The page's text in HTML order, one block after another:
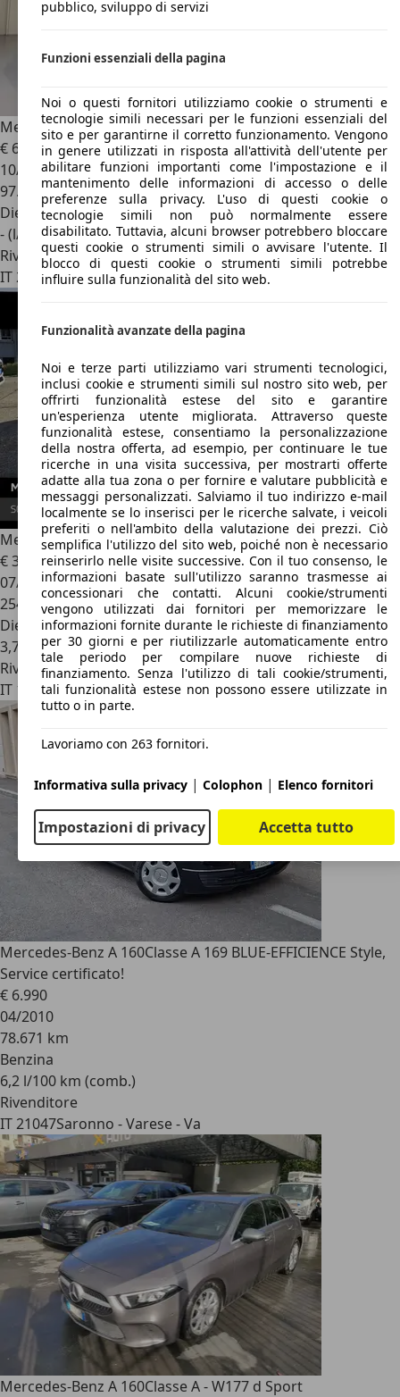
Mercedes-Benz A 160CDI Avantgarde Automatica
€ 6.000
10/2011
97.000 km
Diesel
- (l/100 km)
Rivenditore
IT 25018Montichiari - Brescia - Bs
Mercedes-Benz A 160160 d Avantgarde
€ 3.100
07/2012
254.257 km
Diesel
3,7 l/100 km (comb.)
Rivenditore
IT 10147Torino
Mercedes-Benz A 160Classe A 169 BLUE-EFFICIENCE Style,
Service certificato!
€ 6.990
04/2010
78.671 km
Benzina
6,2 l/100 km (comb.)
Rivenditore
IT 21047Saronno - Varese - Va
Mercedes-Benz A 160Classe A - W177 d Sport
pubblico, sviluppo di servizi
Funzioni essenziali della pagina
Noi o questi fornitori utilizziamo cookie o strumenti e
tecnologie simili necessari per le funzioni essenziali del
sito e per garantirne il corretto funzionamento. Vengono
in genere utilizzati in risposta all'attività dell'utente per
abilitare funzioni importanti come l'impostazione e il
mantenimento delle informazioni di accesso o delle
preferenze sulla privacy. L'uso di questi cookie o
tecnologie simili non può normalmente essere
disabilitato. Tuttavia, alcuni browser potrebbero bloccare
questi cookie o strumenti simili o avvisare l'utente. Il
blocco di questi cookie o strumenti simili potrebbe
influire sulla funzionalità del sito web.
Funzionalità avanzate della pagina
Noi e terze parti utilizziamo vari strumenti tecnologici,
inclusi cookie e strumenti simili sul nostro sito web, per
offrirti funzionalità estese del sito e garantire
un'esperienza utente migliorata. Attraverso queste
funzionalità estese, consentiamo la personalizzazione
della nostra offerta, ad esempio, per continuare le tue
ricerche in una visita successiva, per mostrarti offerte
adatte alla tua zona o per fornire e valutare pubblicità e
messaggi personalizzati. Salviamo il tuo indirizzo e-mail
localmente se lo inserisci per le ricerche salvate, i veicoli
preferiti o nell'ambito della valutazione dei prezzi. Ciò
semplifica l'utilizzo del sito web, poiché non è necessario
reinserirlo nelle visite successive. Con il tuo consenso, le
informazioni basate sull'utilizzo saranno trasmesse ai
concessionari che contatti. Alcuni cookie/strumenti
vengono utilizzati dai fornitori per memorizzare le
informazioni fornite durante le richieste di finanziamento
per 30 giorni e per riutilizzarle automaticamente entro
tale periodo per compilare nuove richieste di
finanziamento. Senza l'utilizzo di tali cookie/strumenti,
tali funzionalità estese non possono essere utilizzate in
tutto o in parte.
Lavoriamo con 263 fornitori.
Informativa sulla privacy | Colophon | Elenco fornitori
Impostazioni di privacy Accetta tutto